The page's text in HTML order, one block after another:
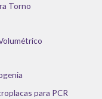
Torno
para PCR